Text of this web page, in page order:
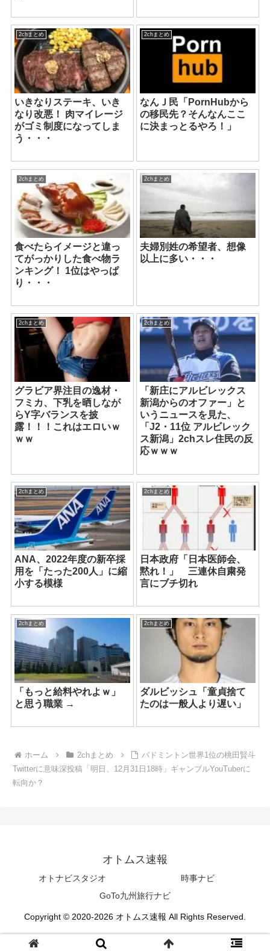
2chまとめ
いきなりステーキ、いき
なり改悪！ 肉マイレージ
がゴミ制度になってしま
う・・・
2chまとめ
なんＪ民「PornHubから
の移民先？そんなんここ
に決まっとるやろ！」
2chまとめ
食べたらイメージと違っ
てがっかりした食べ物ラ
ンキング！ 1位はやっぱ
り・・・
2chまとめ
夫婦別姓の希望者、想像
以上に多い・・・
2chまとめ
グラビア界注目の逸材・
フミカ、下乳を晒しなが
らY字バランスを披
露！！！これはエロいｗ
ｗｗ
2chまとめ
「新庄にアルビレックス
新潟からのオファー」と
いうニュースを見た、
「J2・11位 アルビレック
ス新潟」2chスレ住民の反
応ｗｗｗ
2chまとめ
ANA、2022年度の新卒採
用を「たった200人」に縮
小する模様
2chまとめ
日本政府「日本医師会、
黙れ！」 三連休自粛発
言にブチ切れ
2chまとめ
「もっと給料やれよｗ」
と思う職業 →
2chまとめ
ダルビッシュ「童貞捨て
たのは一般人より遅い」
ホーム 2chまとめ
バドミントン世界1位の桃田賢斗
Twitterに意味深投稿「明日、12月31日18時」ギャンブルYouTuberに
転向か？
オトムス速報
オトナビスタジオ
時事ナビ
GoTo九州旅行ナビ
Copyright © 2020-2026 オトムス速報 All Rights Reserved.